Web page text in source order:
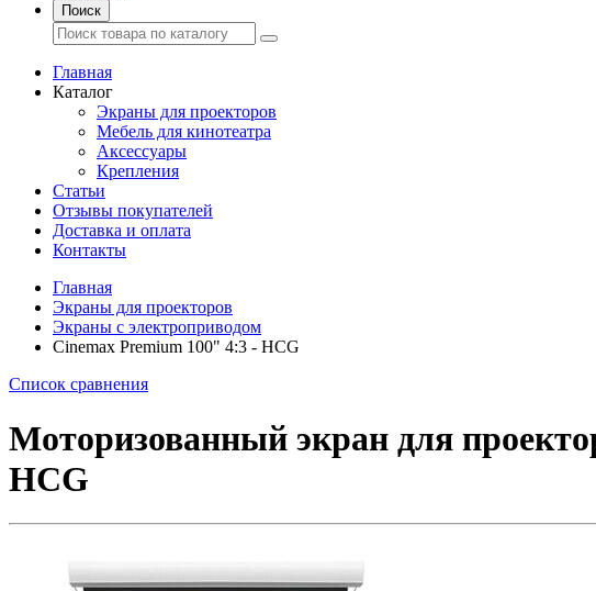
Поиск
Главная
Каталог
Экраны для проекторов
Mебель для кинотеатра
Аксессуары
Крепления
Статьи
Отзывы покупателей
Доставка и оплата
Контакты
Главная
Экраны для проекторов
Экраны с электроприводом
Cinemax Premium 100" 4:3 - HCG
Список сравнения
Моторизованный экран для
HCG